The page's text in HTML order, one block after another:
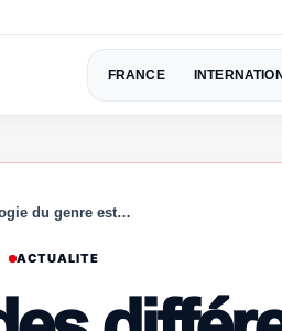
FRANCE
du genre est…
ACTUALITE